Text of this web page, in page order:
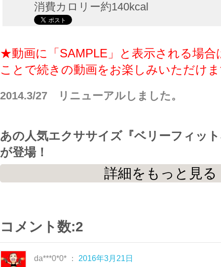
消費カロリー約140kcal
★動画に「SAMPLE」と表示される場合
ことで続きの動画をお楽しみいただけ
2014.3/27 リニューアルしました。
あの人気エクササイズ『ベリーフィッ
が登場！
“ベリーフィットネスVol.2”です！！！
このエクササイズは、ベリーダンスを
おり、
詳細をもっと見る
コメント数:2
da***0*0* ： 2016年3月21日